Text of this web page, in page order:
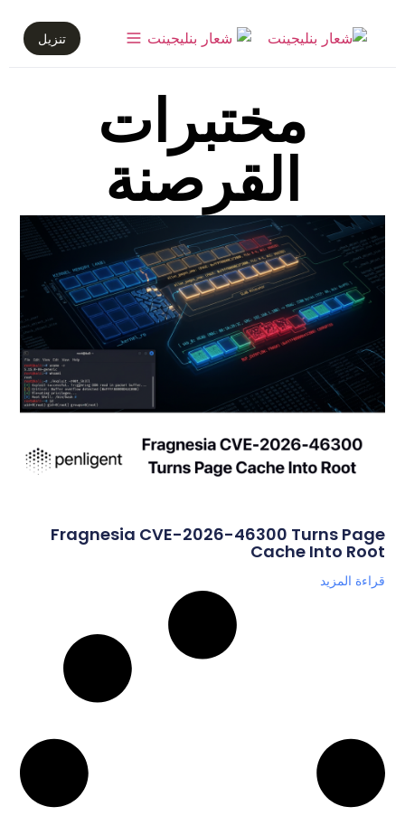
تنزيل
مختبرات
القرصنة
Fragnesia CVE-2026-46300 Turns Page
Cache Into Root
قراءة المزيد